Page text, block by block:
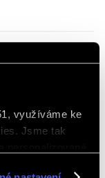
využíváme ke
Jsme tak